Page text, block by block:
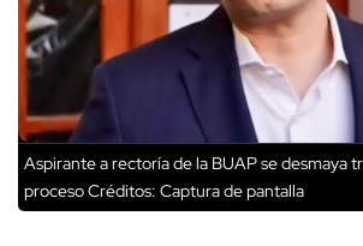
Aspirante a rectoría de la BUAP se desmaya
procesoCréditos: Captura de pantalla